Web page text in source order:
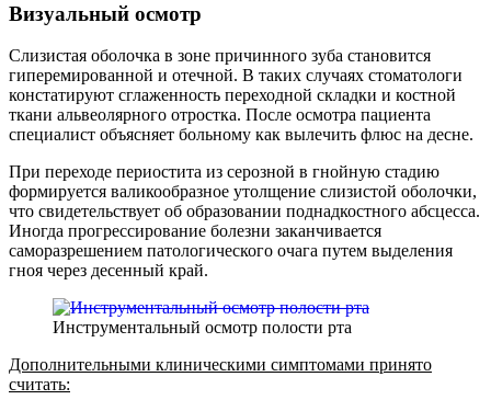
Визуальный осмотр
Слизистая оболочка в зоне причинного зуба становится
гиперемированной и отечной. В таких случаях стоматологи
констатируют сглаженность переходной складки и костной
ткани альвеолярного отростка. После осмотра пациента
специалист объясняет больному как вылечить флюс на десне.
При переходе периостита из серозной в гнойную стадию
формируется валикообразное утолщение слизистой оболочки,
что свидетельствует об образовании поднадкостного абсцесса.
Иногда прогрессирование болезни заканчивается
саморазрешением патологического очага путем выделения
гноя через десенный край.
Инструментальный осмотр полости рта
Дополнительными клиническими симптомами принято
считать: